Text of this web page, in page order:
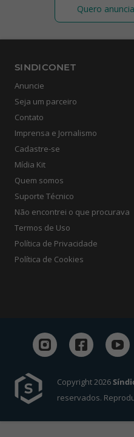
Quero
SINDICONET
Anuncie
Seja um parceiro
Contato
Imprensa e Jornalismo
Cadastre-se
Mídia Kit
Quem somos
Suporte Técnico
Não encontrei o que procurava
Termos de Uso
Política de Privacidade
Política de Cookies
Copyright 2026
reservados.